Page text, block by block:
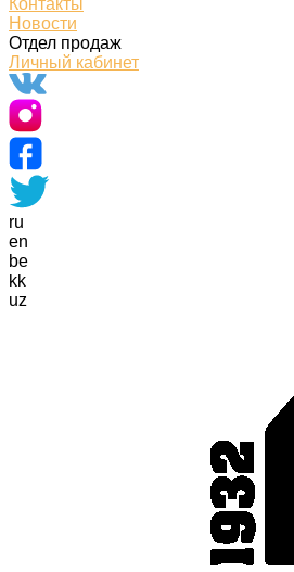
Контакты
Новости
Отдел продаж
Личный кабинет
ru
en
be
kk
uz